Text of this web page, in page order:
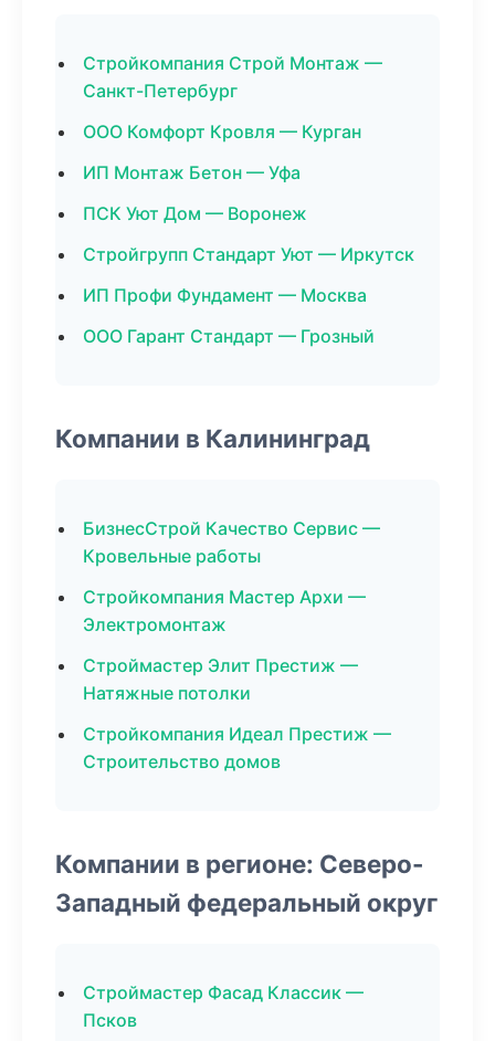
Стройкомпания Строй Монтаж —
Санкт-Петербург
ООО Комфорт Кровля — Курган
ИП Монтаж Бетон — Уфа
ПСК Уют Дом — Воронеж
Стройгрупп Стандарт Уют — Иркутск
ИП Профи Фундамент — Москва
ООО Гарант Стандарт — Грозный
Компании в Калининград
БизнесСтрой Качество Сервис —
Кровельные работы
Стройкомпания Мастер Архи —
Электромонтаж
Строймастер Элит Престиж —
Натяжные потолки
Стройкомпания Идеал Престиж —
Строительство домов
Компании в регионе: Северо-
Западный федеральный округ
Строймастер Фасад Классик —
Псков